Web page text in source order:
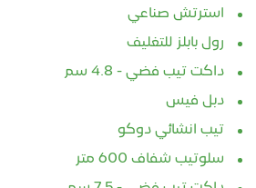
استرتش صناعي
رول بابلز للتغليف
داكت تيب فضي - 4.8 سم
دبل فيس
تيب انشائي دوكو
سلوتيب شفاف 600 متر